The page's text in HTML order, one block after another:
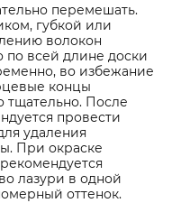
перемешать.
губкой или
волокон
всей длине доски
во избежание
концы
тщательно. После
провести
удаления
При окраске
лазури в одной
оттенок.